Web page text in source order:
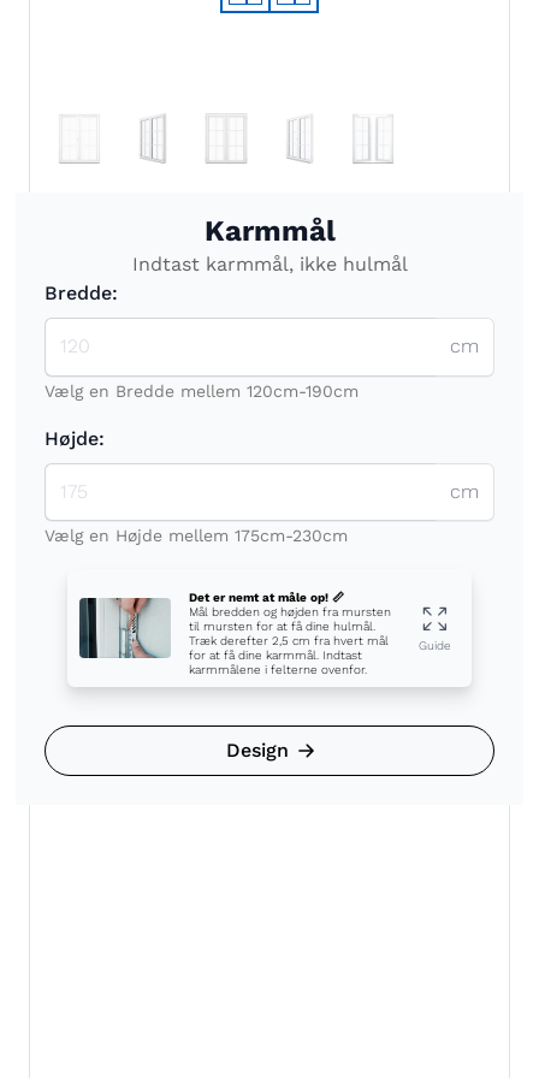
Karmmål
Indtast karmmål, ikke hulmål
Bredde:
cm
Vælg en Bredde mellem 120cm-190cm
Højde:
cm
Vælg en Højde mellem 175cm-230cm
Det er nemt at måle op! 📏
Mål bredden og højden fra mursten
til mursten for at få dine hulmål.
Træk derefter 2,5 cm fra hvert mål
for at få dine karmmål. Indtast
karmmålene i felterne ovenfor.
Guide
Design